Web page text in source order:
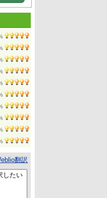
翻訳